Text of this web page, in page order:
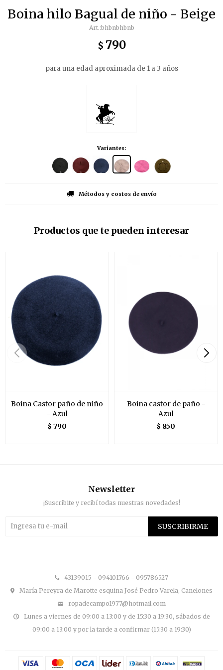
Boina hilo Bagual de niño - Beige
bhbnbhbnb
$ 790
para una edad aproximada de 1 a 3 años
Variantes:
Métodos y costos de envío
Productos que te pueden interesar
Boina Castor paño de niño
- Azul
$ 790
Boina castor de paño -
Azul
$ 850
43139015 - 094101766 - 095786527
María Pereyra de Marotte esquina José Pedro Varela, Canelones
ropadecampo1977@hotmail.com
Lunes a viernes de 09:00 a 13:00 y de 15:30 a 19:30, sábados de
09:00 a 13:00 y por la tarde a confirmar (15:30 a 19:30)
Newsletter
¡Suscribite y recibí todas nuestras novedades!
SUSCRIBIRME